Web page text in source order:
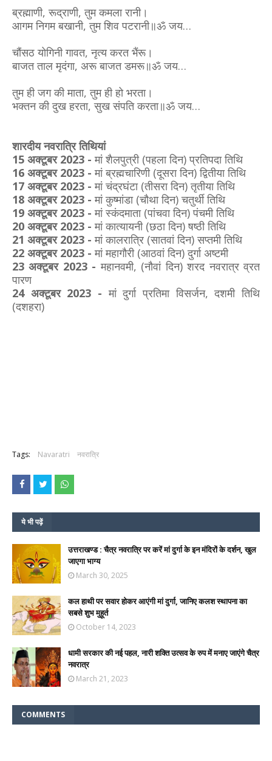
ब्रह्माणी, रूद्राणी, तुम कमला रानी।
आगम निगम बखानी, तुम शिव पटरानी॥ॐ जय…
चौंसठ योगिनी गावत, नृत्य करत भैंरू।
बाजत ताल मृदंगा, अरू बाजत डमरू॥ॐ जय…
तुम ही जग की माता, तुम ही हो भरता।
भक्तन की दुख हरता, सुख संपति करता॥ॐ जय…
शारदीय नवरात्रि तिथियां
15 अक्टूबर 2023 - मां शैलपुत्री (पहला दिन) प्रतिपदा तिथि
16 अक्टूबर 2023 - मां ब्रह्मचारिणी (दूसरा दिन) द्वितीया तिथि
17 अक्टूबर 2023 - मां चंद्रघंटा (तीसरा दिन) तृतीया तिथि
18 अक्टूबर 2023 - मां कुष्मांडा (चौथा दिन) चतुर्थी तिथि
19 अक्टूबर 2023 - मां स्कंदमाता (पांचवा दिन) पंचमी तिथि
20 अक्टूबर 2023 - मां कात्यायनी (छठा दिन) षष्ठी तिथि
21 अक्टूबर 2023 - मां कालरात्रि (सातवां दिन) सप्तमी तिथि
22 अक्टूबर 2023 - मां महागौरी (आठवां दिन) दुर्गा अष्टमी
23 अक्टूबर 2023 - महानवमी, (नौवां दिन) शरद नवरात्र व्रत
पारण
24 अक्टूबर 2023 -मां दुर्गा प्रतिमा विसर्जन, दशमी तिथि
(दशहरा)
Tags: Navaratri नवरात्रि
ये भी पढ़ें
उत्तराखण्ड : चैत्र नवरात्रि पर करें मां दुर्गा के इन मंदिरों के दर्शन, खुल
जाएगा भाग्य
March 30, 2025
कल हाथी पर सवार होकर आएंगी मां दुर्गा, जानिए कलश स्थापना का
सबसे शुभ मुहूर्त
October 14, 2023
धामी सरकार की नई पहल, नारी शक्ति उत्सव के रुप में मनाए जाएंगे चैत्र
नवरात्र
March 21, 2023
COMMENTS